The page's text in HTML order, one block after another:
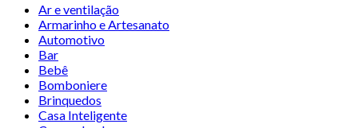
Ar e ventilação
Armarinho e Artesanato
Automotivo
Bar
Bebê
Bomboniere
Brinquedos
Casa Inteligente